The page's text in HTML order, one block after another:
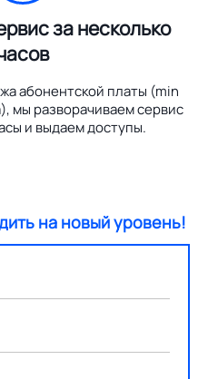
за несколько
абонентской платы (min
мы разворачиваем сервис
и выдаем доступы.
на новый уровень!